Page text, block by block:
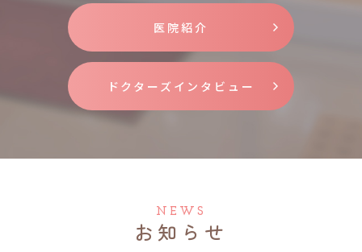
医院紹介
ドクターズインタビュー
NEWS
お知らせ